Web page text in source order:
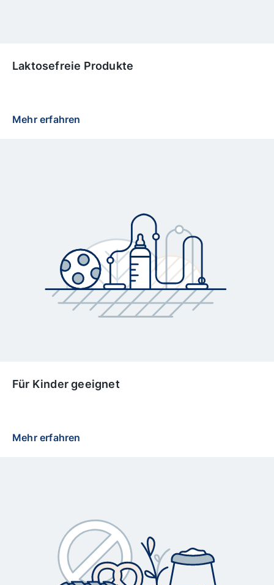
Laktosefreie Produkte
Mehr erfahren
Für Kinder geeignet
Mehr erfahren